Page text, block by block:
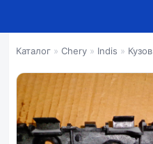
Каталог » Chery » Indis » Кузов